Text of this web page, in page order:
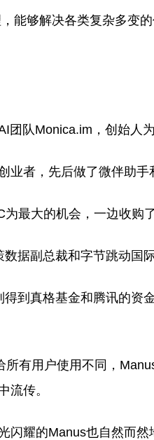
能够解决各类复杂多变
队Monica.im，创始人为
业者，先后做了微伴助
最大的机会，一边收购
据副总裁和字节跳动国
到真格基金和腾讯的资
有用户使用不同，
流传。
闪耀的Manus也自然而然